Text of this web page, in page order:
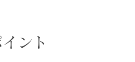
ント